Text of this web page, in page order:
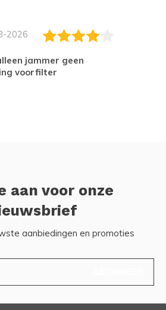
2026
voorfilter
aan voor onze
aanbiedingen en promoties